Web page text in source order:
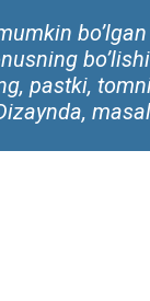
pastki,